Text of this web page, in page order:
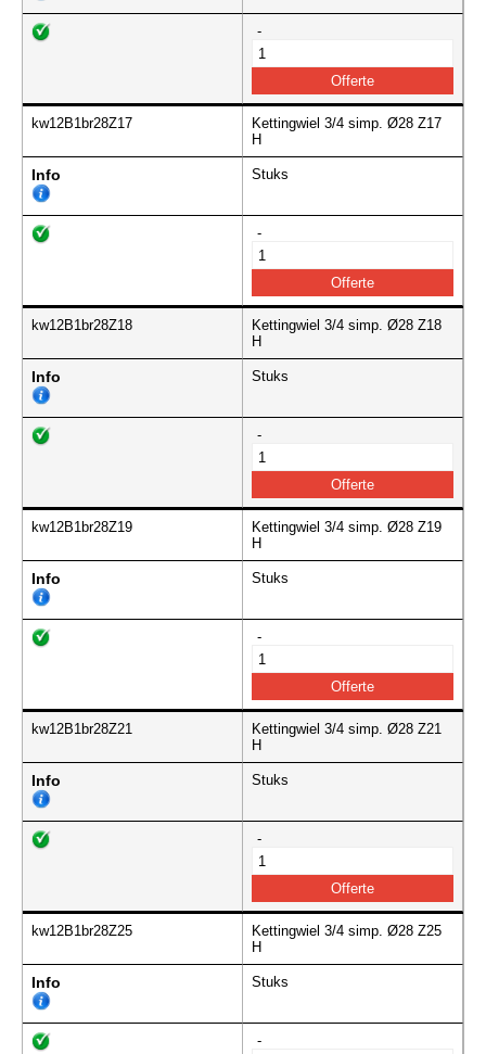
-
kw12B1br28Z17
Kettingwiel 3/4 simp. Ø28 Z17
H
Info Stuks
-
kw12B1br28Z18
Kettingwiel 3/4 simp. Ø28 Z18
H
Info Stuks
-
kw12B1br28Z19
Kettingwiel 3/4 simp. Ø28 Z19
H
Info Stuks
-
kw12B1br28Z21
Kettingwiel 3/4 simp. Ø28 Z21
H
Info Stuks
-
kw12B1br28Z25
Kettingwiel 3/4 simp. Ø28 Z25
H
Info Stuks
-